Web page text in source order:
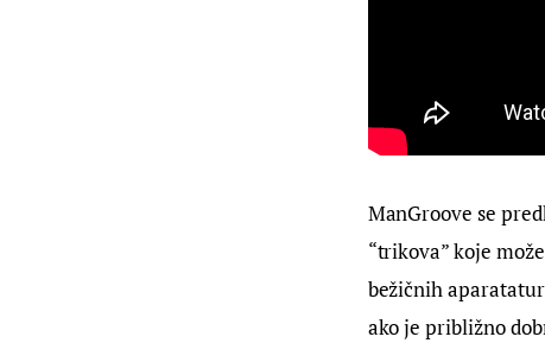
ManGroove se
“trikova” koje
bežičnih
ako je približno